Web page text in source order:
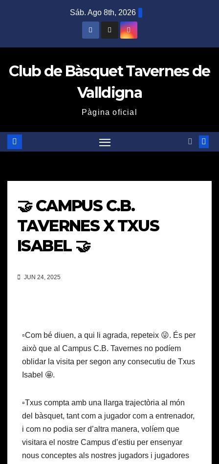
Sáb. Ago 8th, 2026
Club de Bàsquet Tavernes de
Valldigna
Pàgina oficial
🤝 CAMPUS C.B.
TAVERNES X TXUS
ISABEL 🤝
JUN 24, 2025
▫️Com bé diuen, a qui li agrada, repeteix 😜. És per
això que al Campus C.B. Tavernes no podíem
oblidar la visita per segon any consecutiu de Txus
Isabel 🤩.
▫️Txus compta amb una llarga trajectòria al món
del bàsquet, tant com a jugador com a entrenador,
i com no podia ser d’altra manera, volíem que
visitara el nostre Campus d’estiu per ensenyar
nous conceptes als nostres jugadors i jugadores